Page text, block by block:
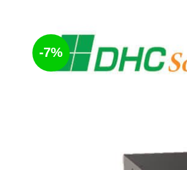
-7%